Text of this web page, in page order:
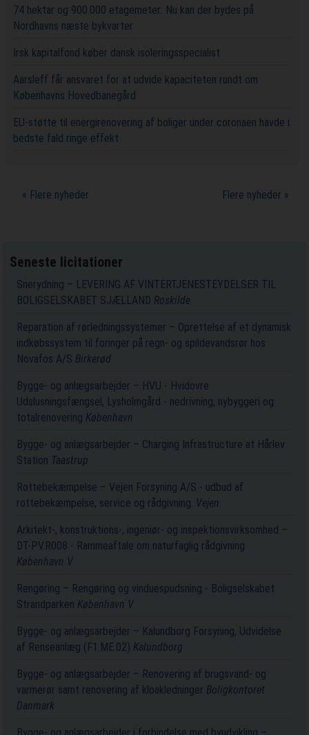
74 hektar og 900.000 etagemeter: Nu kan der bydes på
Nordhavns næste bykvarter
Irsk kapitalfond køber dansk isoleringsspecialist
Aarsleff får ansvaret for at udvide kapaciteten rundt om
Københavns Hovedbanegård
EU-støtte til energirenovering af boliger under coronaen havde i
bedste fald ringe effekt
« Flere nyheder Flere nyheder »
Seneste licitationer
Snerydning – LEVERING AF VINTERTJENESTEYDELSER TIL
BOLIGSELSKABET SJÆLLAND Roskilde
Reparation af rørledningssystemer – Oprettelse af et dynamisk
indkøbssystem til foringer på regn- og spildevandsrør hos
Novafos A/S Birkerød
Bygge- og anlægsarbejder – HVU - Hvidovre
Udslusningsfængsel, Lysholmgård - nedrivning, nybyggeri og
totalrenovering København
Bygge- og anlægsarbejder – Charging Infrastructure at Hårlev
Station Taastrup
Rottebekæmpelse – Vejen Forsyning A/S - udbud af
rottebekæmpelse, service og rådgivning. Vejen
Arkitekt-, konstruktions-, ingeniør- og inspektionsvirksomhed –
DT-PV.R008 - Rammeaftale om naturfaglig rådgivning
København V
Rengøring – Rengøring og vinduespudsning - Boligselskabet
Strandparken København V
Bygge- og anlægsarbejder – Kalundborg Forsyning, Udvidelse
af Renseanlæg (F1.ME.02) Kalundborg
Bygge- og anlægsarbejder – Renovering af brugsvand- og
varmerør samt renovering af kloakledninger Boligkontoret
Danmark